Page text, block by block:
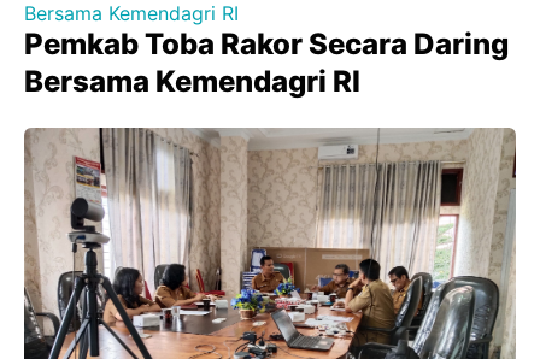
Bersama Kemendagri RI
Pemkab Toba Rakor Secara Daring
Bersama Kemendagri RI